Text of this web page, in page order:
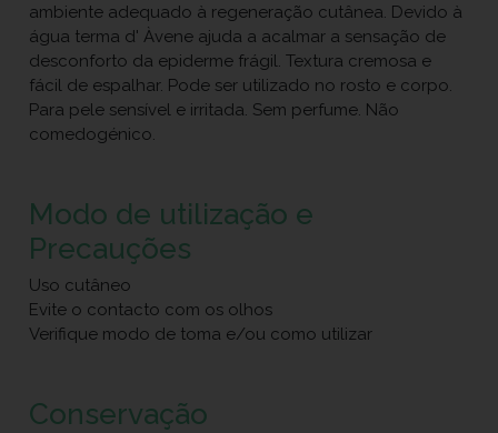
ambiente adequado à regeneração cutânea. Devido à
água terma d' Àvene ajuda a acalmar a sensação de
desconforto da epiderme frágil. Textura cremosa e
fácil de espalhar. Pode ser utilizado no rosto e corpo.
Para pele sensível e irritada. Sem perfume. Não
comedogénico.
Modo de utilização e
Precauções
Uso cutâneo
Evite o contacto com os olhos
Verifique modo de toma e/ou como utilizar
Conservação